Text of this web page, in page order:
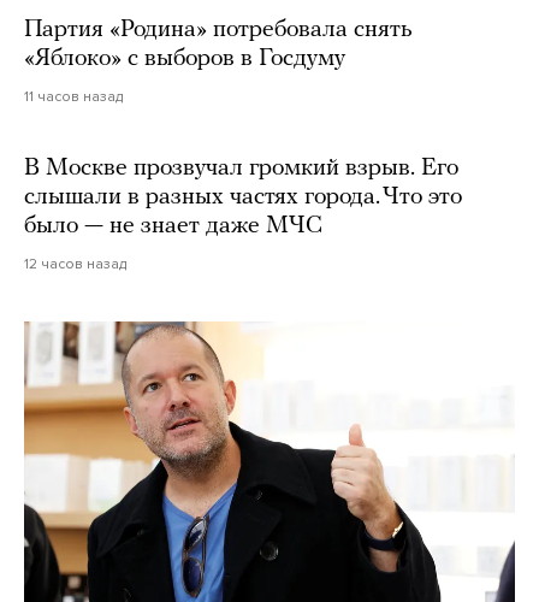
Партия «Родина» потребовала снять
«Яблоко» с выборов в Госдуму
11 часов назад
В Москве прозвучал громкий взрыв. Его
слышали в разных частях города. Что это
было — не знает даже МЧС
12 часов назад